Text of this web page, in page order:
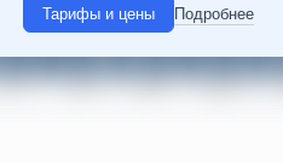
Тарифы и цены
Подробнее